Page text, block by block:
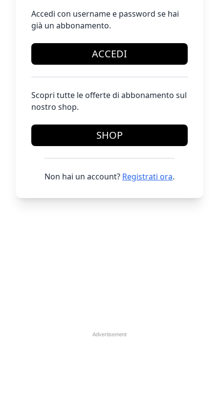
Accedi con username e password se hai
già un abbonamento.
ACCEDI
Scopri tutte le offerte di abbonamento sul
nostro shop.
SHOP
Non hai un account? Registrati ora.